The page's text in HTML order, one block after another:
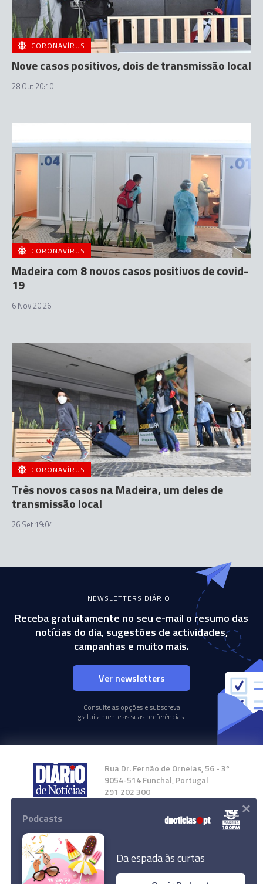
CORONAVÍRUS
Nove casos positivos, dois de transmissão local
28 Out 20:10
CORONAVÍRUS
Madeira com 8 novos casos positivos de covid-
19
6 Nov 20:26
CORONAVÍRUS
Três novos casos na Madeira, um deles de
transmissão local
26 Set 19:04
NEWSLETTERS DIÁRIO
Receba gratuitamente no seu e-mail o resumo das
notícias do dia, sugestões de actividades,
campanhas e muito mais.
Ver newsletters
Consulte as opções e subscreva
gratuitamente as suas preferências.
Rua Dr. Fernão de Ornelas, 56 - 3º
9054-514 Funchal, Portugal
291 202 300
Instale a nossa App
Podcasts
Da espada às curtas
×